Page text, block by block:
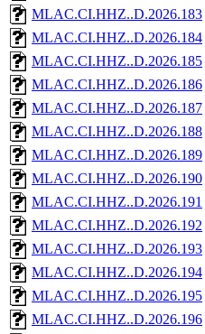
MLAC.CI.HHZ..D.2026.183
MLAC.CI.HHZ..D.2026.184
MLAC.CI.HHZ..D.2026.185
MLAC.CI.HHZ..D.2026.186
MLAC.CI.HHZ..D.2026.187
MLAC.CI.HHZ..D.2026.188
MLAC.CI.HHZ..D.2026.189
MLAC.CI.HHZ..D.2026.190
MLAC.CI.HHZ..D.2026.191
MLAC.CI.HHZ..D.2026.192
MLAC.CI.HHZ..D.2026.193
MLAC.CI.HHZ..D.2026.194
MLAC.CI.HHZ..D.2026.195
MLAC.CI.HHZ..D.2026.196